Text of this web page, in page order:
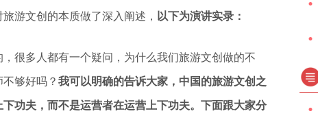
游文创的本质做了深入阐述， 以下为演讲实录：
很多人都有一个疑问，为什么我们旅游文创做的不
够好吗？ 我可以明确的告诉大家，中国的旅游文创之
功夫，而不是运营者在运营上下功夫。下面跟大家分